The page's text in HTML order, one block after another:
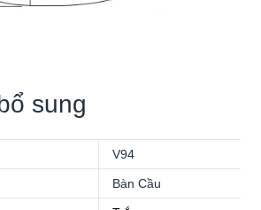
sung
V94
Bàn Cầu